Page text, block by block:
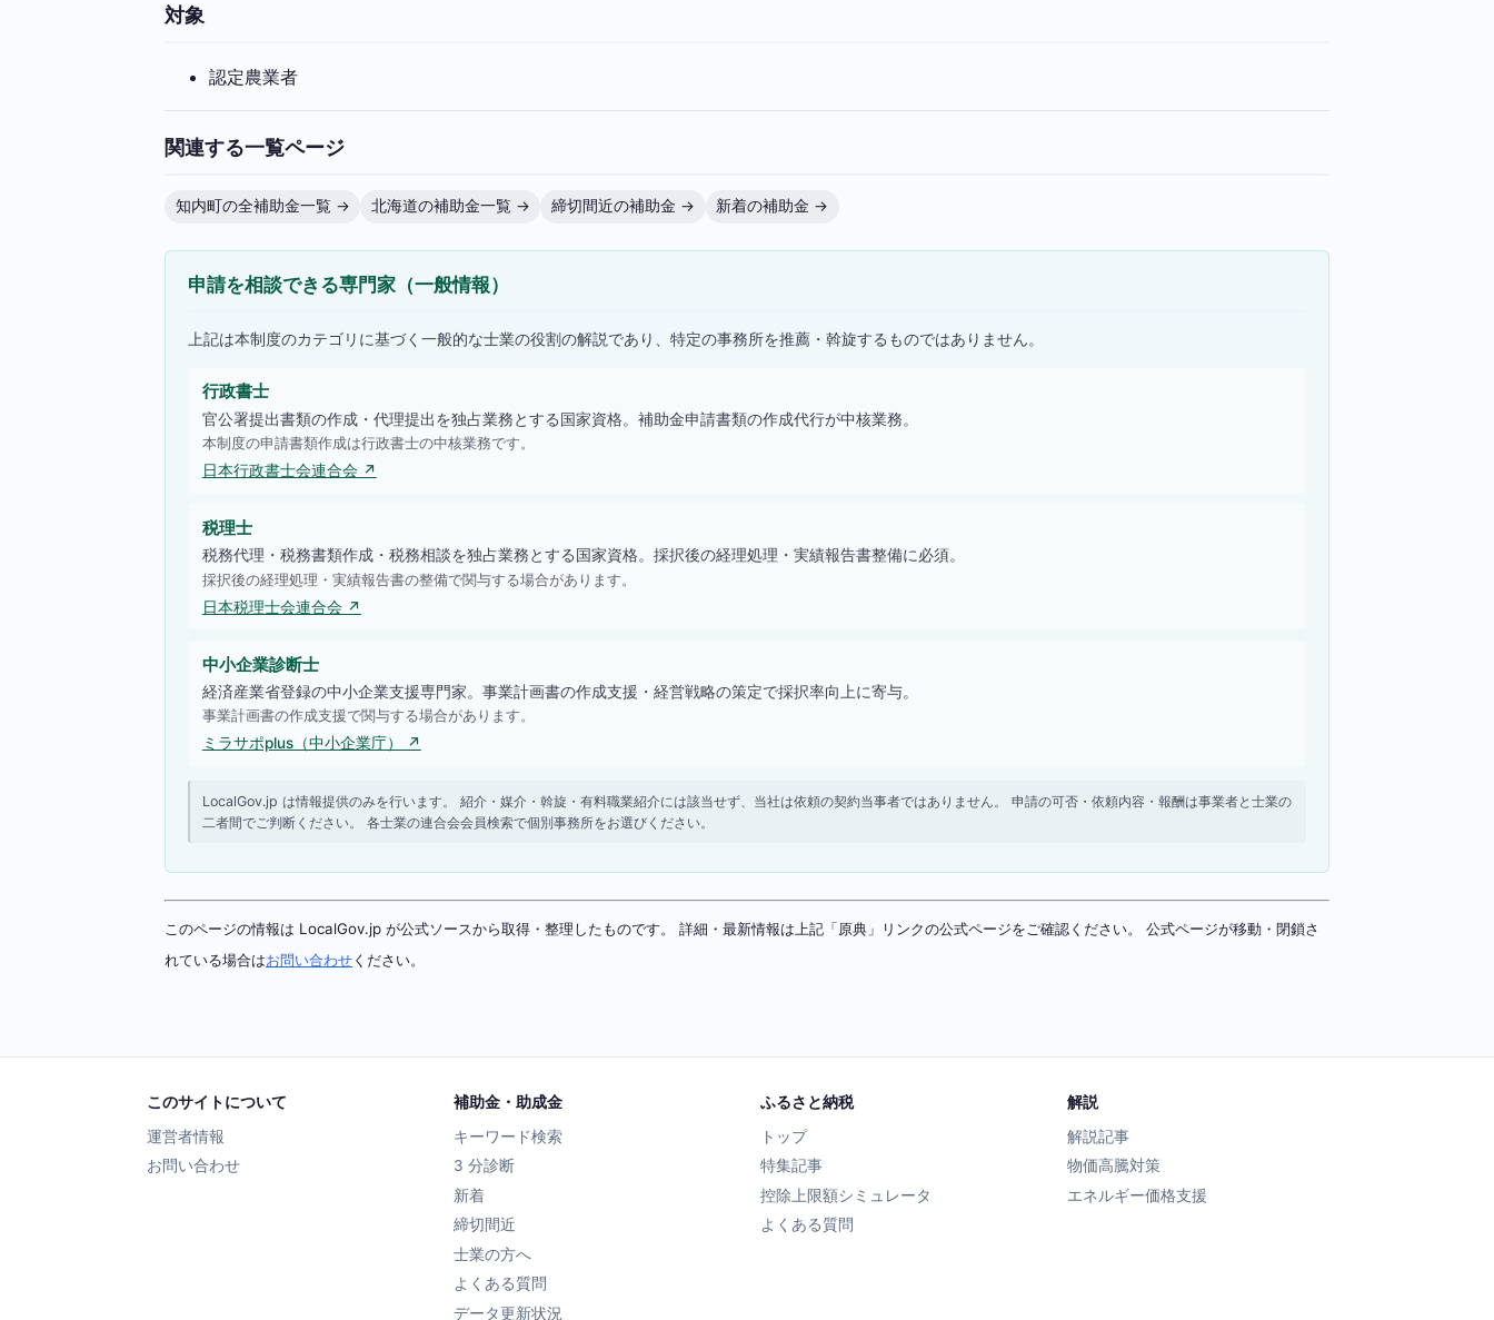
対象
認定農業者
関連する一覧ページ
知内町の全補助金一覧 → 北海道の補助金一覧 → 締切間近の補助金 → 新着の補助金 →
申請を相談できる専門家（一般情報）
上記は本制度のカテゴリに基づく一般的な士業の役割の解説であり、特定の事務所を推薦・斡旋するものではありません。
行政書士
官公署提出書類の作成・代理提出を独占業務とする国家資格。補助金申請書類の作成代行が中核業務。
本制度の申請書類作成は行政書士の中核業務です。
日本行政書士会連合会 ↗
税理士
税務代理・税務書類作成・税務相談を独占業務とする国家資格。採択後の経理処理・実績報告書整備に必須。
採択後の経理処理・実績報告書の整備で関与する場合があります。
日本税理士会連合会 ↗
中小企業診断士
経済産業省登録の中小企業支援専門家。事業計画書の作成支援・経営戦略の策定で採択率向上に寄与。
事業計画書の作成支援で関与する場合があります。
ミラサポplus（中小企業庁） ↗
LocalGov.jp は情報提供のみを行います。 紹介・媒介・斡旋・有料職業紹介には該当せず、当社は依頼の契約当事者ではありません。 申請の可否・依頼内容・報酬は事業者と士業の
二者間でご判断ください。 各士業の連合会会員検索で個別事務所をお選びください。
このページの情報は LocalGov.jp が公式ソースから取得・整理したものです。 詳細・最新情報は上記「原典」リンクの公式ページをご確認ください。 公式ページが移動・閉鎖さ
れている場合はお問い合わせください。
このサイトについて
運営者情報
お問い合わせ
補助金・助成金
キーワード検索
3 分診断
新着
締切間近
士業の方へ
よくある質問
データ更新状況
ふるさと納税
トップ
特集記事
控除上限額シミュレータ
よくある質問
解説
解説記事
物価高騰対策
エネルギー価格支援